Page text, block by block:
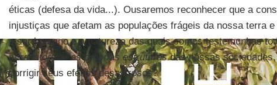
éticas (defesa da vida...). Ousaremos reconhecer que a
injustiças que afetam as populações frágeis da nossa terra
o ser humano e a natureza das quais somos testemunhas
atransformar as próprias estruturasdas nossas
corrigir seus efeitos desastrosos?